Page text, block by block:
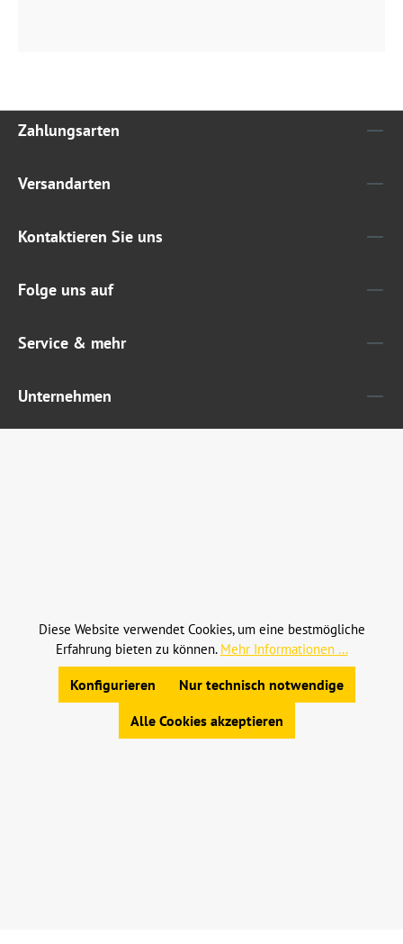
Zahlungsarten
Versandarten
Kontaktieren Sie uns
Folge uns auf
Service & mehr
Unternehmen
© 2023 Leinweber Landtechnik GmbH & Co. KG
Allgemeine Geschäftsbedingungen|
Widerrufsbelehrung
Impressum
Diese Website verwendet Cookies, um eine bestmögliche
Erfahrung bieten zu können. Mehr Informationen ...
Nur technisch notwendige
Konfigurieren
Alle Cookies akzeptieren